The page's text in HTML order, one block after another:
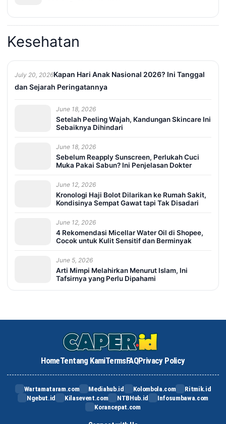
Kesehatan
July 20, 2026Kapan Hari Anak Nasional 2026? Ini Tanggal
dan Sejarah Peringatannya
June 18, 2026
Setelah Peeling Wajah, Kandungan Skincare Ini
Sebaiknya Dihindari
June 18, 2026
Sebelum Reapply Sunscreen, Perlukah Cuci
Muka Pakai Sabun? Ini Penjelasan Dokter
June 12, 2026
Kronologi Haji Bolot Dilarikan ke Rumah Sakit,
Kondisinya Sempat Gawat tapi Tak Disadari
June 12, 2026
4 Rekomendasi Micellar Water Oil di Shopee,
Cocok untuk Kulit Sensitif dan Berminyak
June 5, 2026
Arti Mimpi Melahirkan Menurut Islam, Ini
Tafsirnya yang Perlu Dipahami
HomeTentang KamiTermsFAQPrivacy Policy
Wartamataram.com Mediahub.id Kolombola.com
Ritmik.id
Ngebut.id
Kilasevent.com NTBHub.id
Infosumbawa.com
Korancepat.com